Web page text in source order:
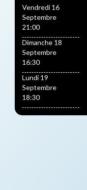
Vendredi 16
Septembre
21:00
Dimanche 18
Septembre
16:30
Lundi 19
Septembre
18:30